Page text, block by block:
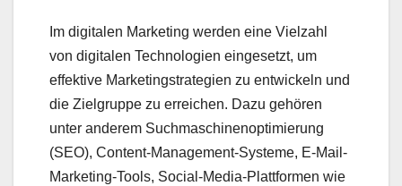
Im digitalen Marketing werden eine Vielzahl
von digitalen Technologien eingesetzt, um
effektive Marketingstrategien zu entwickeln und
die Zielgruppe zu erreichen. Dazu gehören
unter anderem Suchmaschinenoptimierung
(SEO), Content-Management-Systeme, E-Mail-
Marketing-Tools, Social-Media-Plattformen wie